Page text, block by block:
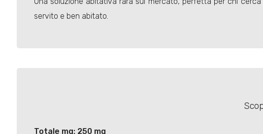
servito e ben abitato.
Totale mq: 250 mq